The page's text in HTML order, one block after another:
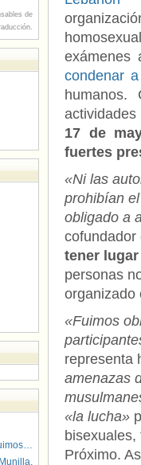
condenar
17 de
fuertes
«Ni las
prohibían
obligado a
tener
personas
organizado
«Fuimos
representa
amenazas
«la lucha»
Próximo.
de